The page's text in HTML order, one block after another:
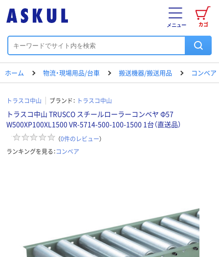
カゴ
メニュー
ホーム 物流・現場用品/台車 搬送機器/搬送用品 コンベア
トラスコ中山 ブランド： トラスコ中山
トラスコ中山 TRUSCO スチールローラーコンベヤ Φ57
W500XP100XL1500 VR-5714-500-100-1500 1台（直送品）
（0件のレビュー）
ランキングを見る：コンベア